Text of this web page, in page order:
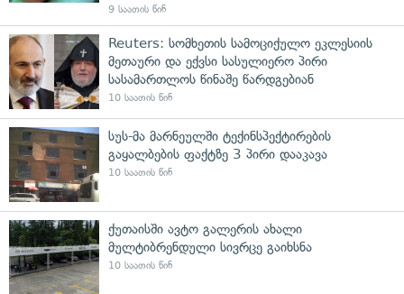
9 საათის წინ
Reuters: სომხეთის სამოციქულო ეკლესიის
მეთაური და ექვსი სასულიერო პირი
სასამართლოს წინაშე წარდგებიან
10 საათის წინ
სუს-მა მარნეულში ტექინსპექტირების
გაყალბების ფაქტზე 3 პირი დააკავა
10 საათის წინ
ქუთაისში ავტო გალერის ახალი
მულტიბრენდული სივრცე გაიხსნა
10 საათის წინ